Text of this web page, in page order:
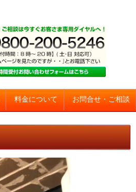
料金について お問合せ・ご相談